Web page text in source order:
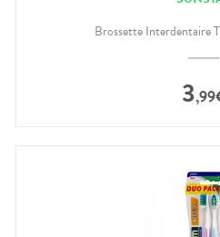
Brossette Interdentaire
3,99